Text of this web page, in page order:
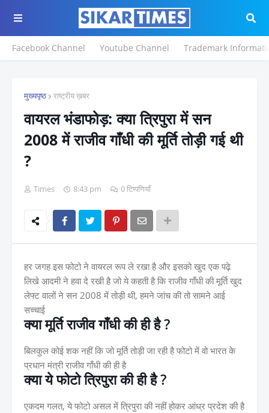
Facebook Channel Youtube Channel Trademark
मुख्यपृष्ठ राष्ट्रीय ख़बर
वायरल भंडाफोड़: क्या त्रिपुरा में सन
2008 में राजीव गाँधी की मूर्ति तोड़ी गई थी
?
Times 8:43 pm 0 टिप्पणियाँ
हर जगह इस फोटो ने वायरल रूप ले रखा है और इसको खुद एक पढ़े
लिखे आदमी ने हवा दे रखी है जो ये कहती है कि राजीव गाँधी की मूर्ति खुद
लेफ्ट वालों ने सन 2008 में तोड़ी थी, हमने जांच की तो सामने आई
सच्चाई
क्या मूर्ति राजीव गाँधी की ही है ?
बिलकुल कोई शक नहीं कि जो मूर्ति तोड़ी जा रही है फोटो में वो भारत के
प्रधान मंत्री राजीव गाँधी की ही है
क्या ये फोटो त्रिपुरा की ही है ?
एकदम गलत, ये फोटो असल में त्रिपुरा की नहीं होकर आंध्र प्रदेश की है